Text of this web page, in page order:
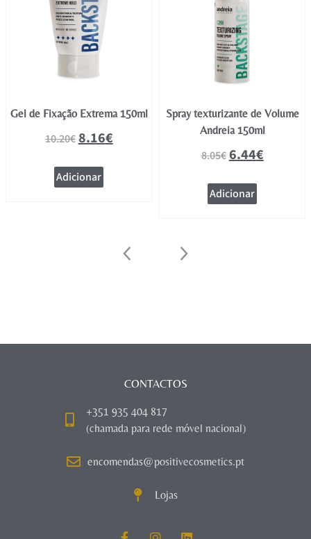
Gel de Fixação Extrema 150ml
10.20€8.16€
Adicionar
Spray texturizante de Volume
Andreia 150ml
8.05€6.44€
Adicionar
CONTACTOS
+351 935 404 817
(chamada para rede móvel nacional)
encomendas@positivecosmetics.pt
Lojas